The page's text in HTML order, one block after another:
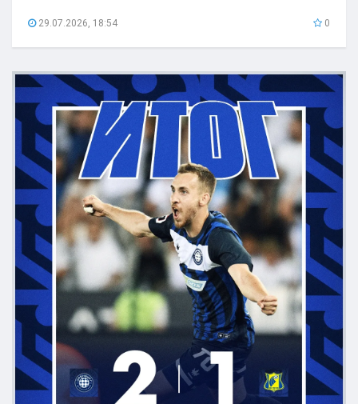
29.07.2026, 18:54 0